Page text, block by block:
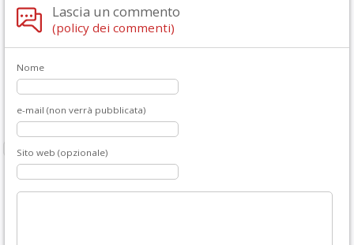
Lascia un commento
(policy dei commenti)
Nome
e-mail (non verrà pubblicata)
Sito web (opzionale)